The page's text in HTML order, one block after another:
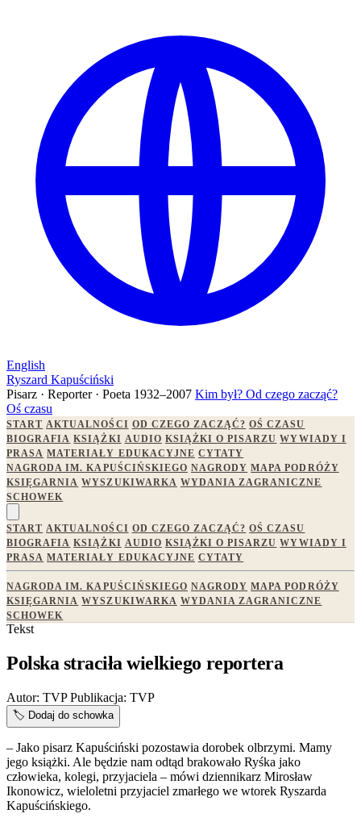
English
Ryszard Kapuściński
Pisarz · Reporter · Poeta 1932–2007 Kim był? Od czego zacząć?
Oś czasu
START AKTUALNOŚCI OD CZEGO ZACZĄĆ? OŚ CZASU
BIOGRAFIA KSIĄŻKI AUDIO KSIĄŻKI O PISARZU WYWIADY I
PRASA MATERIAŁY EDUKACYJNE CYTATY
NAGRODA IM. KAPUŚCIŃSKIEGO NAGRODY MAPA PODRÓŻY
KSIĘGARNIA WYSZUKIWARKA WYDANIA ZAGRANICZNE
SCHOWEK
START AKTUALNOŚCI OD CZEGO ZACZĄĆ? OŚ CZASU
BIOGRAFIA KSIĄŻKI AUDIO KSIĄŻKI O PISARZU WYWIADY I
PRASA MATERIAŁY EDUKACYJNE CYTATY
NAGRODA IM. KAPUŚCIŃSKIEGO NAGRODY MAPA PODRÓŻY
KSIĘGARNIA WYSZUKIWARKA WYDANIA ZAGRANICZNE
SCHOWEK
Tekst
Polska straciła wielkiego reportera
Autor: TVPPublikacja: TVP
🏷️ Dodaj do schowka
– Jako pisarz Kapuściński pozostawia dorobek olbrzymi. Mamy
jego książki. Ale będzie nam odtąd brakowało Ryśka jako
człowieka, kolegi, przyjaciela – mówi dziennikarz Mirosław
Ikonowicz, wieloletni przyjaciel zmarłego we wtorek Ryszarda
Kapuścińskiego.